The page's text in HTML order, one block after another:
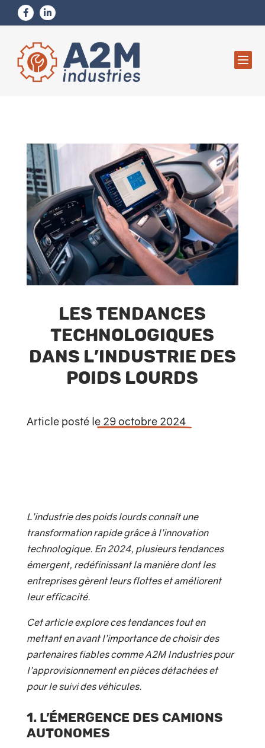
 

Les tendances
technologiques
dans l’industrie des
poids lourds
Article posté le 29 octobre 2024
L’industrie des poids lourds connaît une
transformation rapide grâce à l’innovation
technologique. En 2024, plusieurs tendances
émergent, redéfinissant la manière dont les
entreprises gèrent leurs flottes et améliorent
leur efficacité.
Cet article explore ces tendances tout en
mettant en avant l’importance de choisir des
partenaires fiables comme A2M Industries pour
l’approvisionnement en pièces détachées et
pour le suivi des véhicules.
1. L’émergence des camions
autonomes